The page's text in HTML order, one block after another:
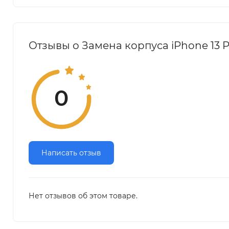
Отзывы о Замена корпуса iPhone 13
0
Написать отзыв
Нет отзывов об этом товаре.